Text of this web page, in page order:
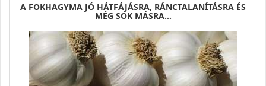
A FOKHAGYMA JÓ HÁTFÁJÁSRA, RÁNCTALANÍTÁSRA ÉS
MÉG SOK MÁSRA…